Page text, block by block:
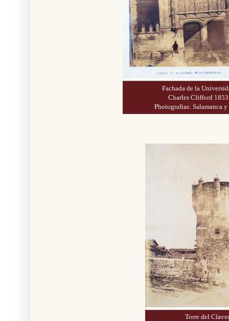
Fachada de la
Charles Clifford
Photografias: Salamanca
Torre del